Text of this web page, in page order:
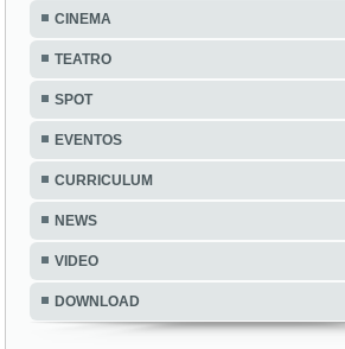
CINEMA
TEATRO
SPOT
EVENTOS
CURRICULUM
NEWS
VIDEO
DOWNLOAD